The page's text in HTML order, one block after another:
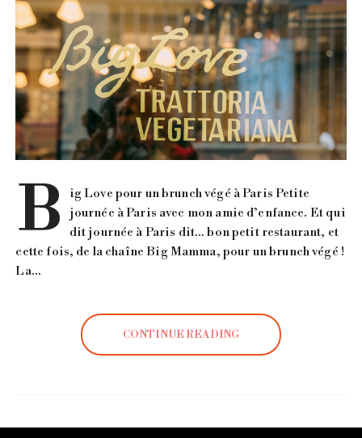
B
ig Love pour un brunch végé à Paris Petite
journée à Paris avec mon amie d’enfance. Et qui
dit journée à Paris dit… bon petit restaurant, et
cette fois, de la chaîne Big Mamma, pour un brunch végé !
La…
CONTINUE READING